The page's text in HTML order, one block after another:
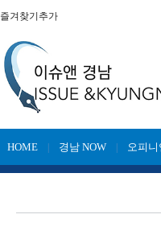
즐겨찾기추가
HOME 경남 NOW 오피니